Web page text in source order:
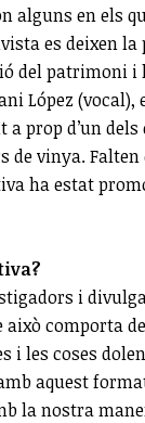
alguns en els
es deixen
del patrimoni
López
prop d’un
vinya.
ha estat
i
això comporta
i les coses
aquest
la nostra